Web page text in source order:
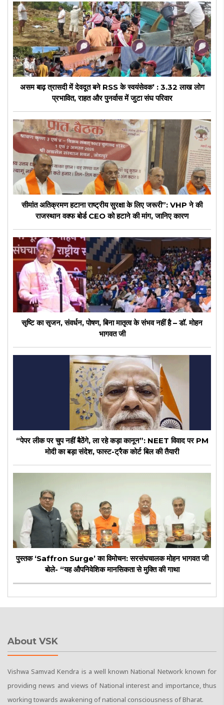
असम बाढ़ त्रासदी में देवदूत बने RSS के स्वयंसेवक’ : 3.32 लाख लोग
प्रभावित, राहत और पुनर्वास में जुटा संघ परिवार
सीमांत अतिक्रमण हटाना राष्ट्रीय सुरक्षा के लिए जरूरी”: VHP ने की
राजस्थान वक्फ बोर्ड CEO को हटाने की मांग, जानिए कारण
सृष्टि का सृजन, संवर्धन, पोषण, बिना मातृत्व के संभव नहीं है – डॉ. मोहन
भागवत जी
“पेपर लीक पर चुप नहीं बैठेंगे, ला रहे कड़ा कानून”: NEET विवाद पर PM
मोदी का बड़ा संदेश, फास्ट-ट्रैक कोर्ट बिल की तैयारी
पुस्तक ‘Saffron Surge’ का विमोचन: सरसंघचालक मोहन भागवत जी
बोले- “यह औपनिवेशिक मानसिकता से मुक्ति की गाथा
About VSK
Vishwa Samvad Kendra is a well known National Network known for
providing news and views of National interest and importance, thus
working towards awakening of national consciousness of Bharat.